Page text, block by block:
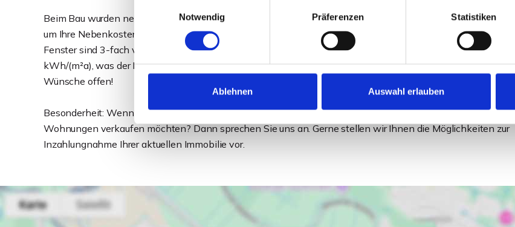
Notwendig
Präferenzen Statistiken
Ablehnen Auswahl erlauben
Beim Bau wurden neben der energetischen Qualität der Gebäudehülle auf moderne Anlagentechnik geachtet,
um Ihre Nebenkosten niedrig zu halten. Alle Wohnungen sind mit einer Fußbodenheizung ausgestattet. Die
Fenster sind 3-fach verglast und mit elektrischen Rollläden versehen. Der Endenergiebedarf liegt bei 16
kWh/(m²a), was der Klasse A+ entspricht. Auch ansonsten bleiben hier aussstattungstechnisch keine
Wünsche offen!
Besonderheit: Wenn Sie aktuell Wohneigentum besitzen, welches Sie im Zuge des Erwerbs einer dieser
Wohnungen verkaufen möchten? Dann sprechen Sie uns an. Gerne stellen wir Ihnen die Möglichkeiten zur
Inzahlungnahme Ihrer aktuellen Immobilie vor.